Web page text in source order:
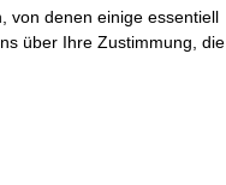
von denen einige essentiell
über Ihre Zustimmung, die